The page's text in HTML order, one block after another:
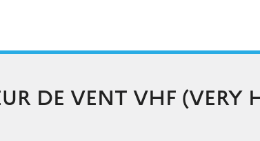
DE VENT VHF (VERY